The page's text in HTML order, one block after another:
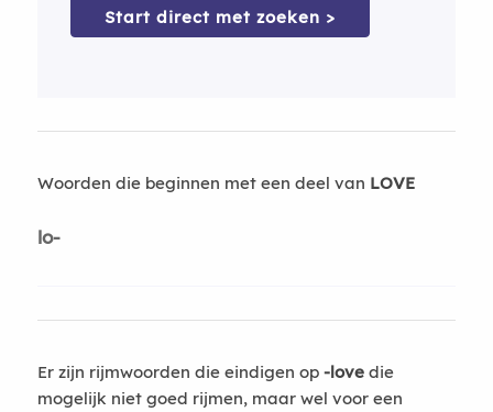
Start direct met zoeken >
Woorden die beginnen met een deel van LOVE
lo-
Er zijn rijmwoorden die eindigen op -lovedie
mogelijk niet goed rijmen, maar wel voor een